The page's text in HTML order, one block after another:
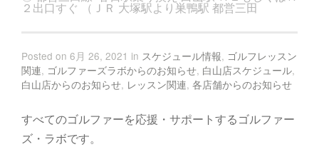
２出口すぐ （ＪＲ 大塚駅より巣鴨駅 都営三田
Posted on 6月 26, 2021 in スケジュール情報, ゴルフレッスン
関連, ゴルファーズラボからのお知らせ, 白山店スケジュール,
白山店からのお知らせ, レッスン関連, 各店舗からのお知らせ
すべてのゴルファーを応援・サポートするゴルファー
ズ・ラボです。